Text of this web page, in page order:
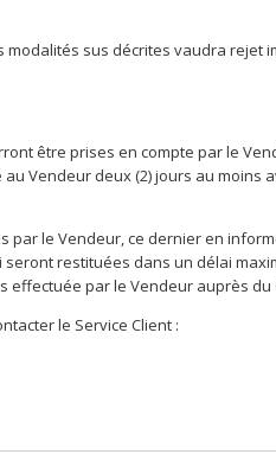
sus décrites vaudra rejet
être prises en compte par le
Vendeur deux (2) jours au moins
le Vendeur, ce dernier en
restituées dans un délai
par le Vendeur auprès du
le Service Client :